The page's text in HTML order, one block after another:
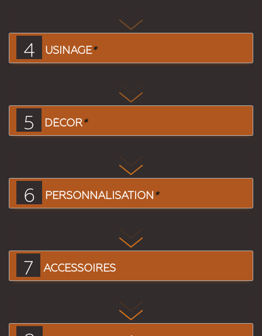
4 USINAGE*
5 DÉCOR*
6 PERSONNALISATION*
7 ACCESSOIRES